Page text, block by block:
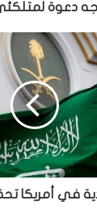
دعوة
في أمريكا تحذر